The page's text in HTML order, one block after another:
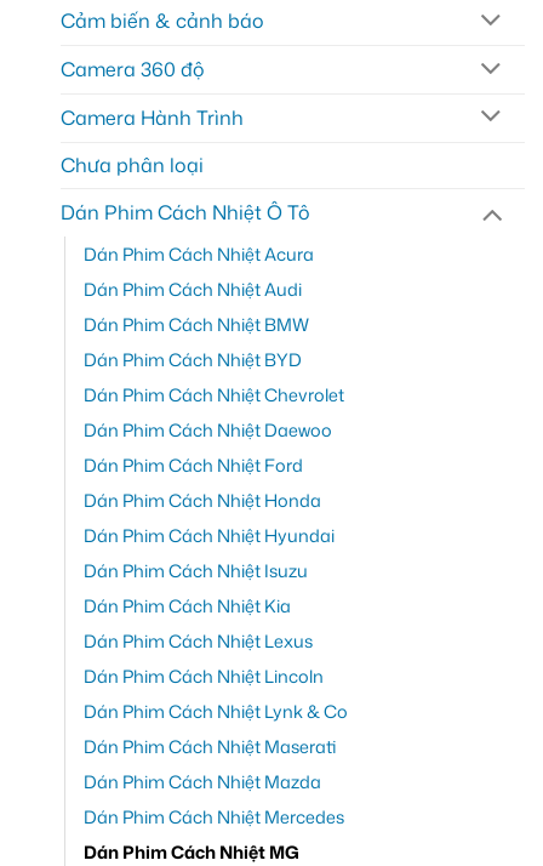
Cảm biến & cảnh báo
Camera 360 độ
Camera Hành Trình
Chưa phân loại
Dán Phim Cách Nhiệt Ô Tô
Dán Phim Cách Nhiệt Acura
Dán Phim Cách Nhiệt Audi
Dán Phim Cách Nhiệt BMW
Dán Phim Cách Nhiệt BYD
Dán Phim Cách Nhiệt Chevrolet
Dán Phim Cách Nhiệt Daewoo
Dán Phim Cách Nhiệt Ford
Dán Phim Cách Nhiệt Honda
Dán Phim Cách Nhiệt Hyundai
Dán Phim Cách Nhiệt Isuzu
Dán Phim Cách Nhiệt Kia
Dán Phim Cách Nhiệt Lexus
Dán Phim Cách Nhiệt Lincoln
Dán Phim Cách Nhiệt Lynk & Co
Dán Phim Cách Nhiệt Maserati
Dán Phim Cách Nhiệt Mazda
Dán Phim Cách Nhiệt Mercedes
Dán Phim Cách Nhiệt MG